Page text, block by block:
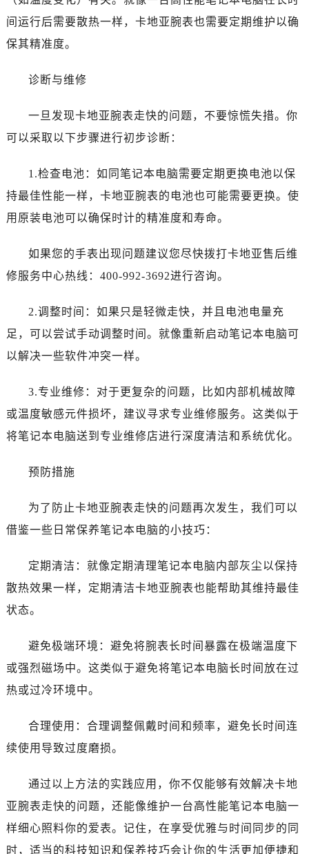
间运行后需要散热一样，卡地亚腕表也需要定期维护以确
保其精准度。
诊断与维修
一旦发现卡地亚腕表走快的问题，不要惊慌失措。你
可以采取以下步骤进行初步诊断：
1.检查电池：如同笔记本电脑需要定期更换电池以保
持最佳性能一样，卡地亚腕表的电池也可能需要更换。使
用原装电池可以确保时计的精准度和寿命。
如果您的手表出现问题建议您尽快拨打卡地亚售后维
修服务中心热线：400-992-3692进行咨询。
2.调整时间：如果只是轻微走快，并且电池电量充
足，可以尝试手动调整时间。就像重新启动笔记本电脑可
以解决一些软件冲突一样。
3.专业维修：对于更复杂的问题，比如内部机械故障
或温度敏感元件损坏，建议寻求专业维修服务。这类似于
将笔记本电脑送到专业维修店进行深度清洁和系统优化。
预防措施
为了防止卡地亚腕表走快的问题再次发生，我们可以
借鉴一些日常保养笔记本电脑的小技巧：
定期清洁：就像定期清理笔记本电脑内部灰尘以保持
散热效果一样，定期清洁卡地亚腕表也能帮助其维持最佳
状态。
避免极端环境：避免将腕表长时间暴露在极端温度下
或强烈磁场中。这类似于避免将笔记本电脑长时间放在过
热或过冷环境中。
合理使用：合理调整佩戴时间和频率，避免长时间连
续使用导致过度磨损。
通过以上方法的实践应用，你不仅能够有效解决卡地
亚腕表走快的问题，还能像维护一台高性能笔记本电脑一
样细心照料你的爱表。记住，在享受优雅与时间同步的同
时，适当的科技知识和保养技巧会让你的生活更加便捷和